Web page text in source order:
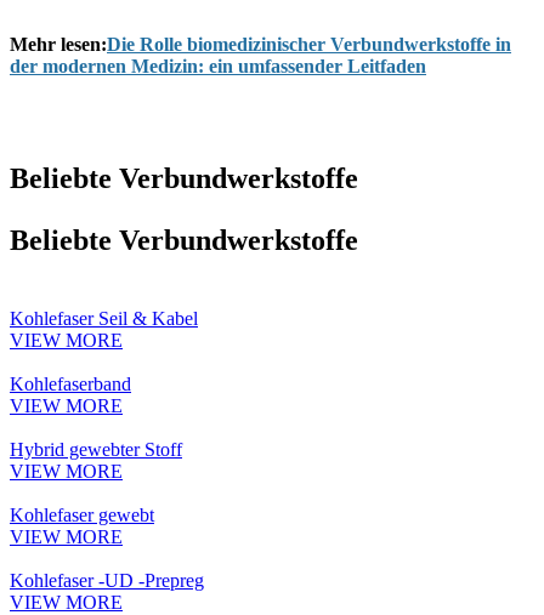
Mehr lesen:Die Rolle biomedizinischer Verbundwerkstoffe in
der modernen Medizin: ein umfassender Leitfaden
Beliebte Verbundwerkstoffe
Beliebte Verbundwerkstoffe
Kohlefaser Seil & Kabel
VIEW MORE
Kohlefaserband
VIEW MORE
Hybrid gewebter Stoff
VIEW MORE
Kohlefaser gewebt
VIEW MORE
Kohlefaser -UD -Prepreg
VIEW MORE